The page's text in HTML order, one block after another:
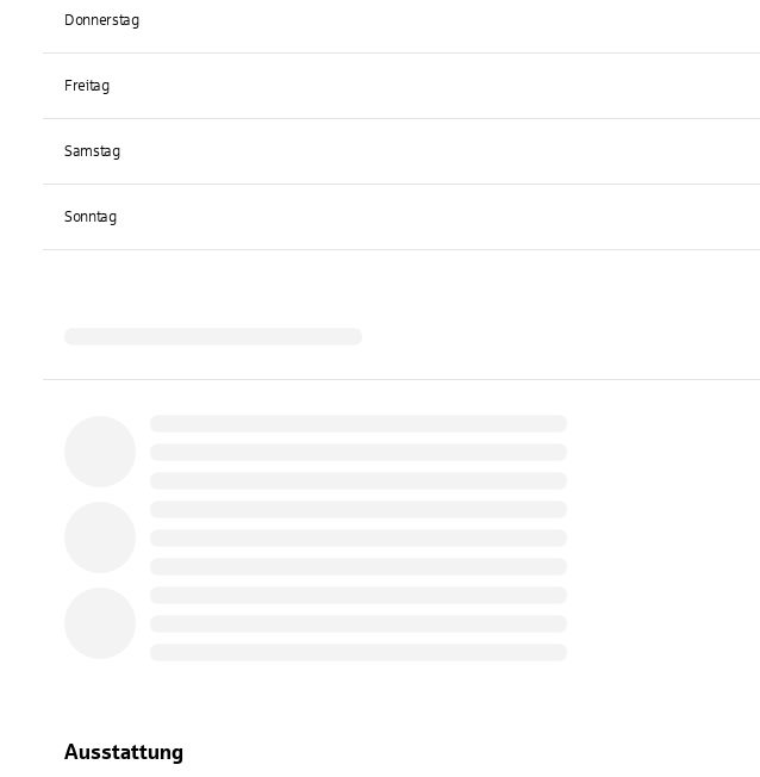
Donnerstag
Freitag
Samstag
Sonntag
Ausstattung